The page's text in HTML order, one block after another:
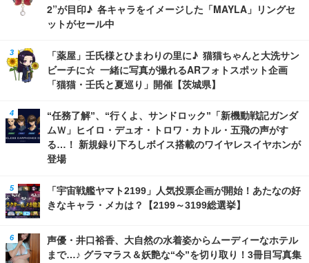
2”が目印♪ 各キャラをイメージした「MAYLA」リングセ
ットがセール中
「薬屋」壬氏様とひまわりの里に♪ 猫猫ちゃんと大洗サン
ビーチに☆ 一緒に写真が撮れるARフォトスポット企画
「猫猫・壬氏と夏巡り」開催【茨城県】
“任務了解”、“行くよ、サンドロック”「新機動戦記ガンダ
ムＷ」ヒイロ・デュオ・トロワ・カトル・五飛の声がす
る…！ 新規録り下ろしボイス搭載のワイヤレスイヤホンが
登場
「宇宙戦艦ヤマト2199」人気投票企画が開始！あたなの好
きなキャラ・メカは？【2199～3199総選挙】
声優・井口裕香、大自然の水着姿からムーディーなホテル
まで…♪ グラマラス＆妖艶な“今”を切り取り！3冊目写真集